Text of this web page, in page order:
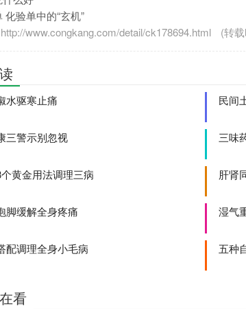
化验单中的“玄机”
www.congkang.com/detail/ck178694.html
(转
水驱寒止痛 民间
三警示别忽视 三味
黄金用法调理三病 肝肾
脚缓解全身疼痛 湿气
配调理全身小毛病 五种
看